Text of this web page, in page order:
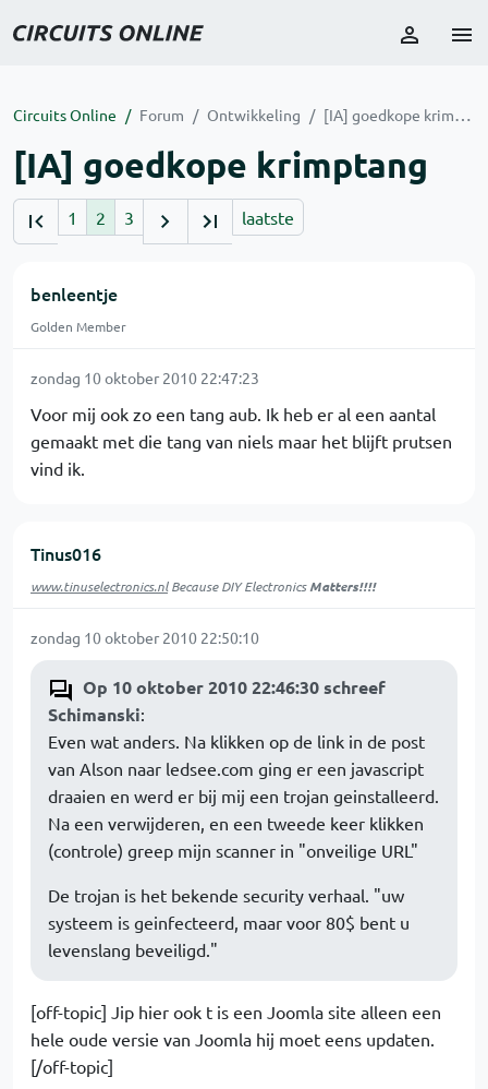
Circuits Online Forum Ontwikkeling [IA] goedkope krimptang
[IA] goedkope krimptang
1 2 3 laatste
benleentje
Golden Member
zondag 10 oktober 2010 22:47:23
Voor mij ook zo een tang aub. Ik heb er al een aantal
gemaakt met die tang van niels maar het blijft prutsen
vind ik.
Tinus016
www.tinuselectronics.nlBecause DIY ElectronicsMatters!!!!
zondag 10 oktober 2010 22:50:10
Op 10 oktober 2010 22:46:30 schreef
Schimanski:
Even wat anders. Na klikken op de link in de post
van Alson naar ledsee.com ging er een javascript
draaien en werd er bij mij een trojan geinstalleerd.
Na een verwijderen, en een tweede keer klikken
(controle) greep mijn scanner in "onveilige URL"
De trojan is het bekende security verhaal. "uw
systeem is geinfecteerd, maar voor 80$ bent u
levenslang beveiligd."
[off-topic] Jip hier ook t is een Joomla site alleen een
hele oude versie van Joomla hij moet eens updaten.
[/off-topic]